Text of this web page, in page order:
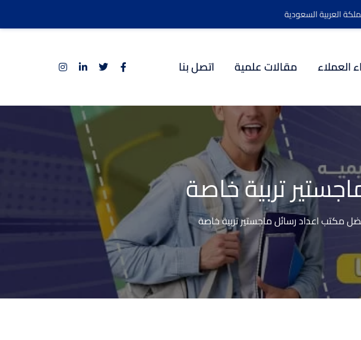
العربية السعودية
العملاء مقالات علمية اتصل بنا
تربية خاصة
مكتب اعداد رسائل ماجستير تربية خاصة